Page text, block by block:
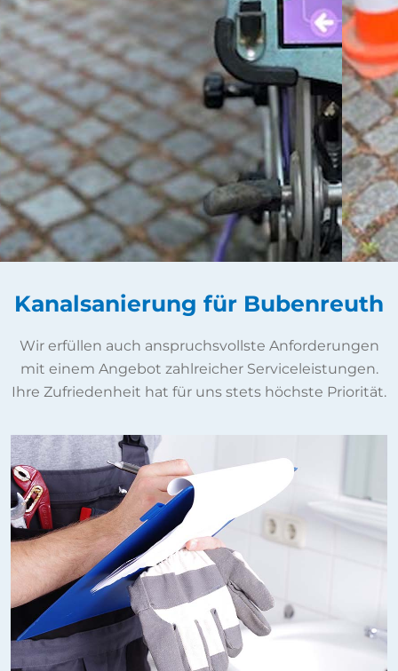
Kanalsanierung für Bubenreuth
Wir erfüllen auch anspruchsvollste Anforderungen
mit einem Angebot zahlreicher Serviceleistungen.
Ihre Zufriedenheit hat für uns stets höchste Priorität.